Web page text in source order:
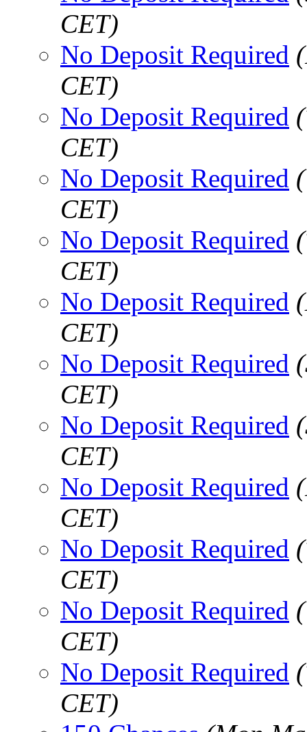
CET)
No Deposit Required
CET)
No Deposit Required
CET)
No Deposit Required
CET)
No Deposit Required
CET)
No Deposit Required
CET)
No Deposit Required
CET)
No Deposit Required
CET)
No Deposit Required
CET)
No Deposit Required
CET)
No Deposit Required
CET)
No Deposit Required
CET)